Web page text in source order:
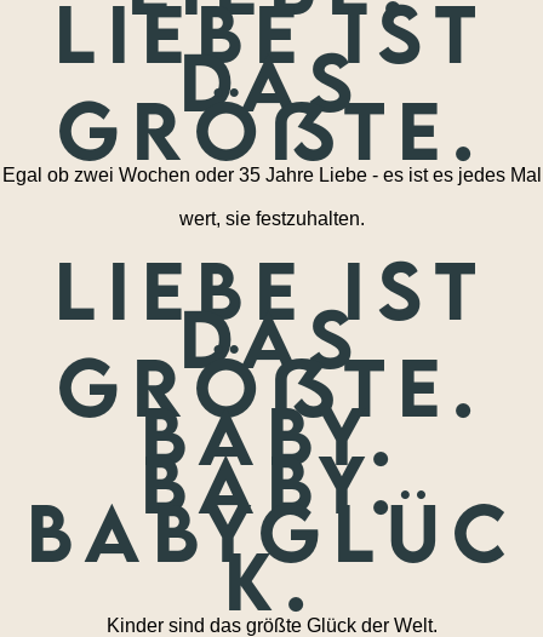
Liebe ist
das
größte.
Egal ob zwei Wochen oder 35 Jahre Liebe - es ist es jedes Mal
wert, sie festzuhalten.
Liebe ist
das
größte.
Baby.
Baby.
Babyglüc
k.
Kinder sind das größte Glück der Welt.